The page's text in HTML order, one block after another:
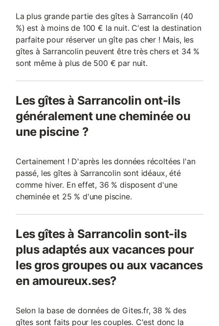
La plus grande partie des gîtes à Sarrancolin (40
%) est à moins de 100 € la nuit. C'est la destination
parfaite pour réserver un gîte pas cher ! Mais, les
gîtes à Sarrancolin peuvent être très chers et 34 %
sont même à plus de 500 € par nuit.
Les gîtes à Sarrancolin ont-ils
généralement une cheminée ou
une piscine ?
Certainement ! D'après les données récoltées l'an
passé, les gîtes à Sarrancolin sont idéaux, été
comme hiver. En effet, 36 % disposent d'une
cheminée et 25 % d'une piscine.
Les gîtes à Sarrancolin sont-ils
plus adaptés aux vacances pour
les gros groupes ou aux vacances
en amoureux.ses?
Selon la base de données de Gites.fr, 38 % des
gîtes sont faits pour les couples. C'est donc la